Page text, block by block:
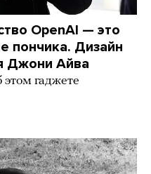
OpenAI — это
пончика. Дизайн
Джони Айва
этом гаджете